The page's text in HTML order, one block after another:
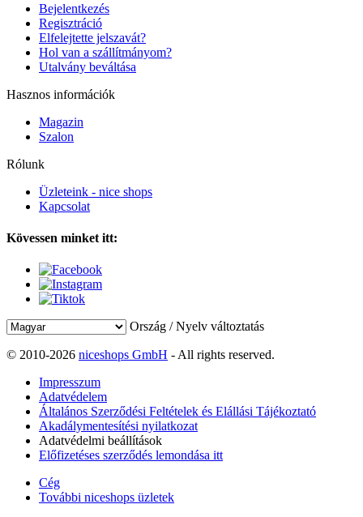
Bejelentkezés
Regisztráció
Elfelejtette jelszavát?
Hol van a szállítmányom?
Utalvány beváltása
Hasznos információk
Magazin
Szalon
Rólunk
Üzleteink - nice shops
Kapcsolat
Kövessen minket itt:
Ország / Nyelv változtatás
© 2010-2026 niceshops GmbH - All rights reserved.
Impresszum
Adatvédelem
Általános Szerződési Feltételek és Elállási Tájékoztató
Akadálymentesítési nyilatkozat
Adatvédelmi beállítások
Előfizetéses szerződés lemondása itt
Cég
További niceshops üzletek